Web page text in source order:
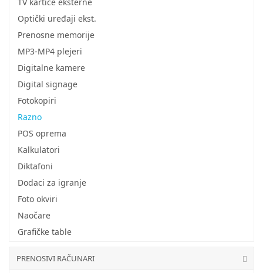
Optički uređaji ekst.
Prenosne memorije
MP3-MP4 plejeri
Digitalne kamere
Digital signage
Fotokopiri
Razno
POS oprema
Kalkulatori
Diktafoni
Dodaci za igranje
Foto okviri
Naočare
Grafičke table
PRENOSIVI RAČUNARI